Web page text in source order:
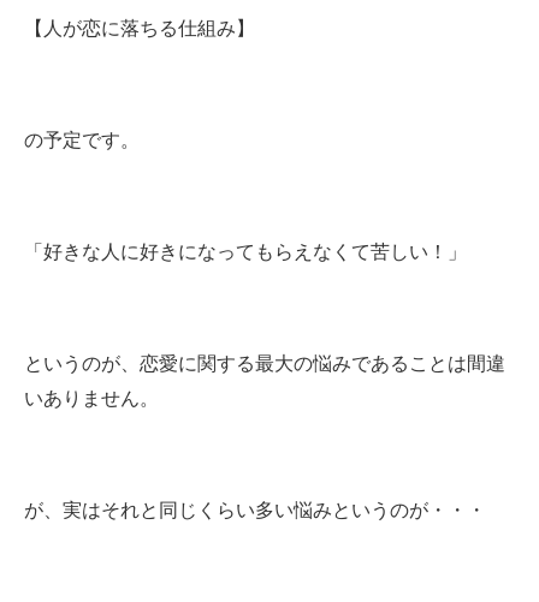
【人が恋に落ちる仕組み】
の予定です。
「好きな人に好きになってもらえなくて苦しい！」
というのが、恋愛に関する最大の悩みであることは間違
いありません。
が、実はそれと同じくらい多い悩みというのが・・・